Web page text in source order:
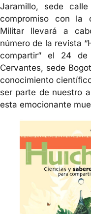
Jaramillo, sede
compromiso con la
Militar llevará a
número de la revista
compartir” el 24
Cervantes, sede
conocimiento
ser parte de nuestro
esta emocionante